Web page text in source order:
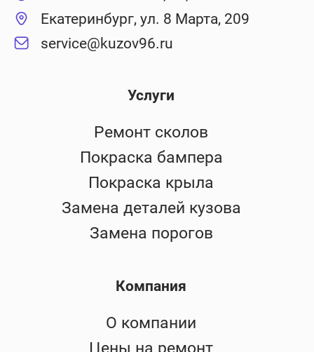
Услуги
Ремонт сколов
Покраска бампера
Покраска крыла
Замена деталей кузова
Замена порогов
Компания
О компании
Екатеринбург, ул. 8 Марта, 209
service@kuzov96.ru